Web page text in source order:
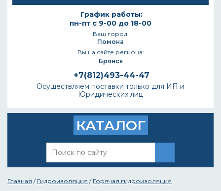
График работы:
пн-пт с 9-00 до 18-00
Ваш город:
Помона
Вы на сайте региона:
Брянск
+7(812)493-44-47
Осуществляем поставки только для ИП и
Юридических лиц
КАТАЛОГ
Главная / Гидроизоляция / Горячая гидроизоляция